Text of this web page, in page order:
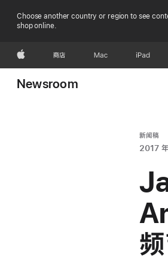
Choose another country or region to see
shop online.
Apple 商店 Mac iPad
Newsroom
新闻稿
2017